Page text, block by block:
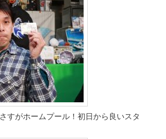
すがホームプール！初日から良いスタ